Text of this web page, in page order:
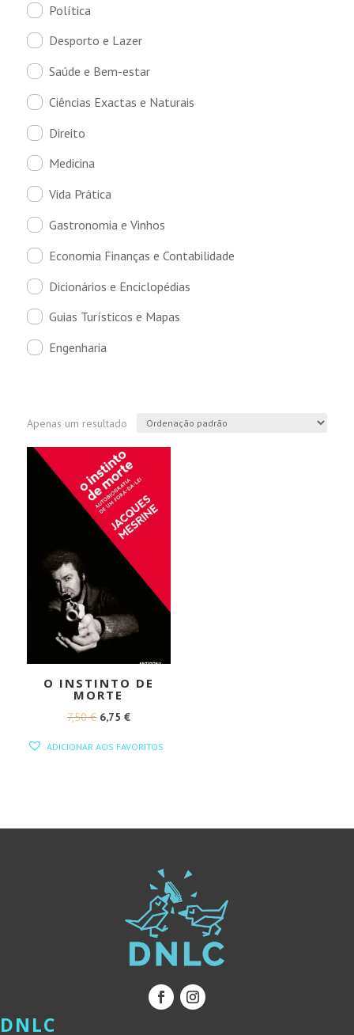
Política
Desporto e Lazer
Saúde e Bem-estar
Ciências Exactas e Naturais
Direito
Medicina
Vida Prática
Gastronomia e Vinhos
Economia Finanças e Contabilidade
Dicionários e Enciclopédias
Guias Turísticos e Mapas
Engenharia
Apenas um resultado
O INSTINTO DE
MORTE
7,50€ O
6,75 €O
ADICIONAR AOS FAVORITOS
DNLC